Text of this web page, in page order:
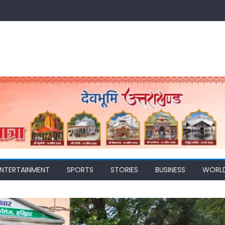
SPORTS STORIES BUSINESS